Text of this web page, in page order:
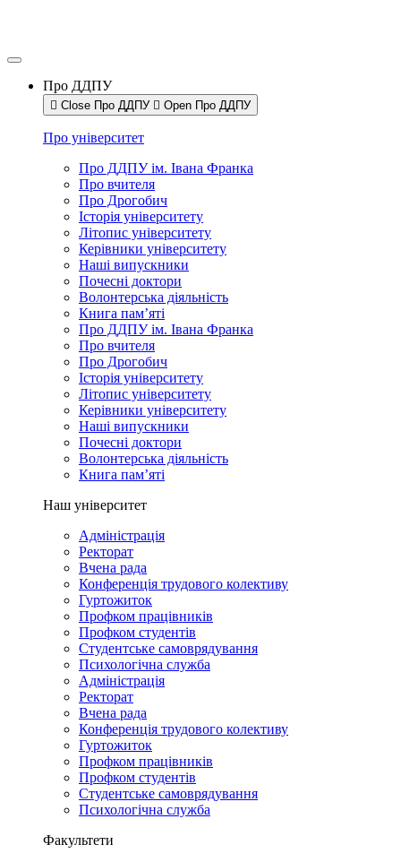
Про ДДПУ
Close Про ДДПУ Open Про ДДПУ
Про університет
Про ДДПУ ім. Івана Франка
Про вчителя
Про Дрогобич
Історія університету
Літопис університету
Керівники університету
Наші випускники
Почесні доктори
Волонтерська діяльність
Книга пам’яті
Про ДДПУ ім. Івана Франка
Про вчителя
Про Дрогобич
Історія університету
Літопис університету
Керівники університету
Наші випускники
Почесні доктори
Волонтерська діяльність
Книга пам’яті
Наш університет
Адміністрація
Ректорат
Вчена рада
Конференція трудового колективу
Гуртожиток
Профком працівників
Профком студентів
Студентське самоврядування
Психологічна служба
Адміністрація
Ректорат
Вчена рада
Конференція трудового колективу
Гуртожиток
Профком працівників
Профком студентів
Студентське самоврядування
Психологічна служба
Факультети